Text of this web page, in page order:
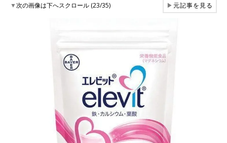
▼次の画像は下へスクロール (23/35) ▶元記事を見る